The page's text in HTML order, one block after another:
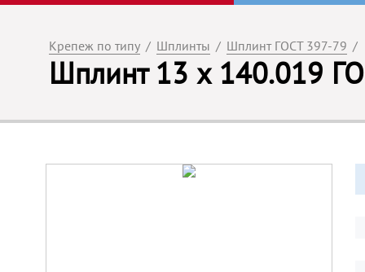
Крепеж по типу / Шплинты / Шплинт ГОСТ 397-79 /
Шплинт 13 х 140.019